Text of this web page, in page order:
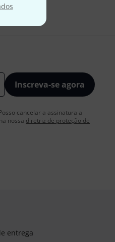
Inscreva-se agora
cancelar a assinatura a
nossa diretriz de proteção de
entrega